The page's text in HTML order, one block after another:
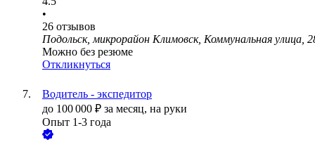
•
26 отзывов
Подольск, микрорайон Климовск, Коммунальная улица,
Можно без резюме
Откликнуться
Водитель - экспедитор
до 100 000 ₽ за месяц, на руки
Опыт 1-3 года